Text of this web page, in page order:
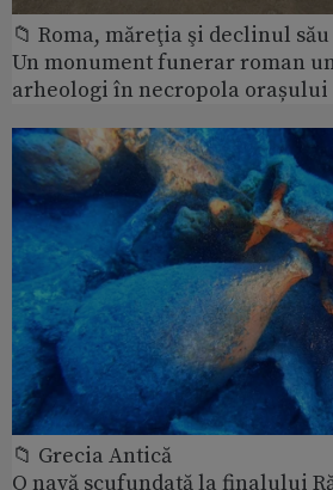
📁 Roma, măreţia şi declinul său
Un monument funerar roman
arheologi în necropola orașului
📁 Grecia Antică
O navă scufundată la finalului